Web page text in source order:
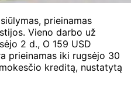
prieinamas
Vieno darbo už
2 d., O 159 USD
prieinamas iki rugsėjo 30
kreditą, nustatytą